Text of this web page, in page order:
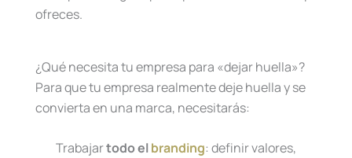
ofreces.
¿Qué necesita tu empresa para «dejar huella»?
Para que tu empresa realmente deje huella y se
convierta en una marca, necesitarás:
Trabajartodo elbranding: definir valores,